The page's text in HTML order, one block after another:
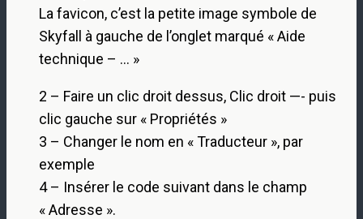
La favicon, c’est la petite image symbole de
Skyfall à gauche de l’onglet marqué « Aide
technique – … »
2 – Faire un clic droit dessus, Clic droit —- puis
clic gauche sur « Propriétés »
3 – Changer le nom en « Traducteur », par
exemple
4 – Insérer le code suivant dans le champ
« Adresse ».